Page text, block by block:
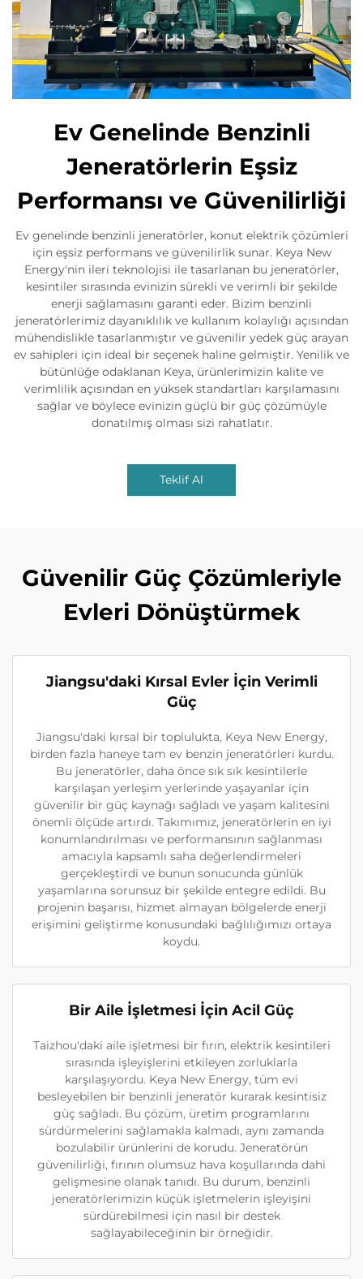
Ev Genelinde Benzinli
Jeneratörlerin Eşsiz
Performansı ve Güvenilirliği
Ev genelinde benzinli jeneratörler, konut elektrik çözümleri
için eşsiz performans ve güvenilirlik sunar. Keya New
Energy'nin ileri teknolojisi ile tasarlanan bu jeneratörler,
kesintiler sırasında evinizin sürekli ve verimli bir şekilde
enerji sağlamasını garanti eder. Bizim benzinli
jeneratörlerimiz dayanıklılık ve kullanım kolaylığı açısından
mühendislikle tasarlanmıştır ve güvenilir yedek güç arayan
ev sahipleri için ideal bir seçenek haline gelmiştir. Yenilik ve
bütünlüğe odaklanan Keya, ürünlerimizin kalite ve
verimlilik açısından en yüksek standartları karşılamasını
sağlar ve böylece evinizin güçlü bir güç çözümüyle
donatılmış olması sizi rahatlatır.
Teklif Al
Güvenilir Güç Çözümleriyle
Evleri Dönüştürmek
Jiangsu'daki Kırsal Evler İçin Verimli
Güç
Jiangsu'daki kırsal bir toplulukta, Keya New Energy,
birden fazla haneye tam ev benzin jeneratörleri kurdu.
Bu jeneratörler, daha önce sık sık kesintilerle
karşılaşan yerleşim yerlerinde yaşayanlar için
güvenilir bir güç kaynağı sağladı ve yaşam kalitesini
önemli ölçüde artırdı. Takımımız, jeneratörlerin en iyi
konumlandırılması ve performansının sağlanması
amacıyla kapsamlı saha değerlendirmeleri
gerçekleştirdi ve bunun sonucunda günlük
yaşamlarına sorunsuz bir şekilde entegre edildi. Bu
projenin başarısı, hizmet almayan bölgelerde enerji
erişimini geliştirme konusundaki bağlılığımızı ortaya
koydu.
Bir Aile İşletmesi İçin Acil Güç
Taizhou'daki aile işletmesi bir fırın, elektrik kesintileri
sırasında işleyişlerini etkileyen zorluklarla
karşılaşıyordu. Keya New Energy, tüm evi
besleyebilen bir benzinli jeneratör kurarak kesintisiz
güç sağladı. Bu çözüm, üretim programlarını
sürdürmelerini sağlamakla kalmadı, aynı zamanda
bozulabilir ürünlerini de korudu. Jeneratörün
güvenilirliği, fırının olumsuz hava koşullarında dahi
gelişmesine olanak tanıdı. Bu durum, benzinli
jeneratörlerimizin küçük işletmelerin işleyişini
sürdürebilmesi için nasıl bir destek
sağlayabileceğinin bir örneğidir.